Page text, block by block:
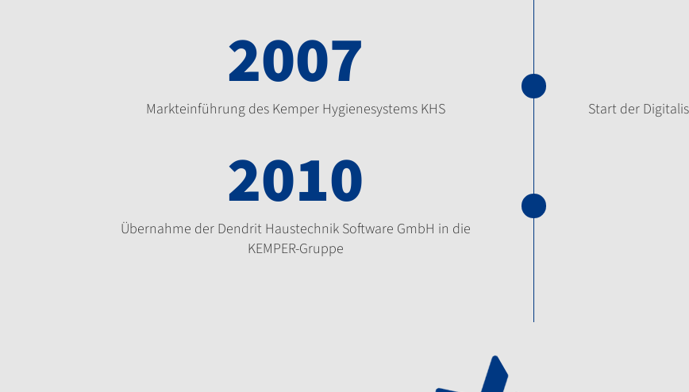
2007
Markteinführung des Kemper Hygienesystems KHS
2010
Übernahme der Dendrit Haustechnik Software GmbH in die
KEMPER-Gruppe
Start der